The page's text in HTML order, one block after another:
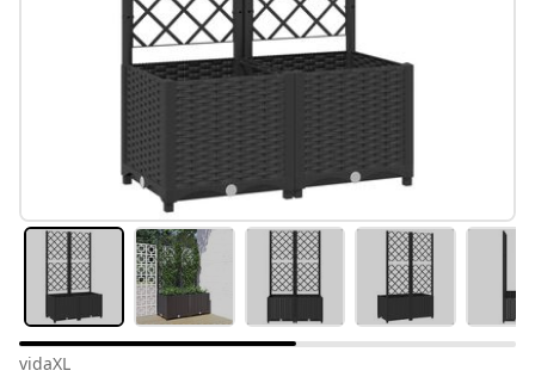
vidaXL